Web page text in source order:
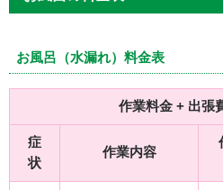
お風呂（水漏れ）料金表
作業料金 + 出張
症
状
作業内容